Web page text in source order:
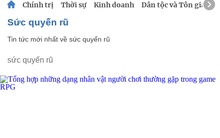
Chính trị Thời sự Kinh doanh Dân tộc và Tôn giáo
sức quyến rũ
Tin tức mới nhất về sức quyến rũ
sức quyến rũ